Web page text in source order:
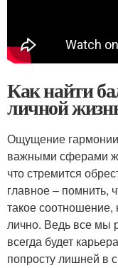
Как найти
личной
Ощущение
важными сферами
что стремится
главное – помнить,
такое
лично. Ведь все мы
всегда будет
попросту лишней в